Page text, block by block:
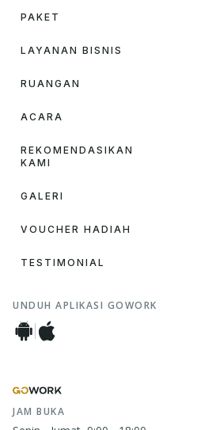
PAKET
LAYANAN BISNIS
RUANGAN
ACARA
REKOMENDASIKAN
KAMI
GALERI
VOUCHER HADIAH
TESTIMONIAL
UNDUH APLIKASI GOWORK
JAM BUKA